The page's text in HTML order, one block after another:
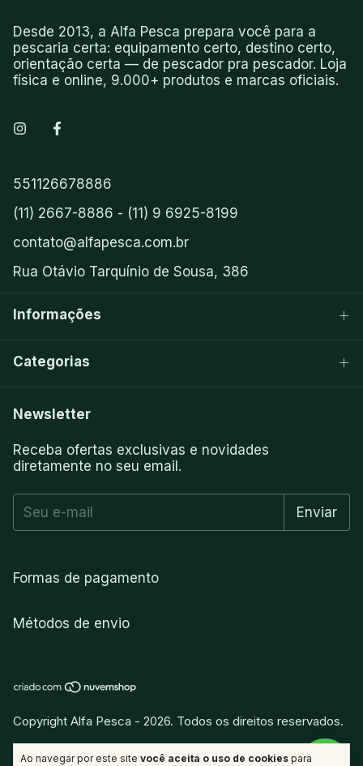
Ao navegar por este site você aceita o uso de cookies para
Desde 2013, a Alfa Pesca prepara você para a
pescaria certa: equipamento certo, destino certo,
orientação certa — de pescador pra pescador. Loja
física e online, 9.000+ produtos e marcas oficiais.
551126678886
(11) 2667-8886 - (11) 9 6925-8199
contato@alfapesca.com.br
Rua Otávio Tarquínio de Sousa, 386
Informações
Categorias
Newsletter
Receba ofertas exclusivas e novidades
diretamente no seu email.
Formas de pagamento
Métodos de envio
Copyright Alfa Pesca - 2026. Todos os direitos reservados.
Desenvolvido porvitamina.